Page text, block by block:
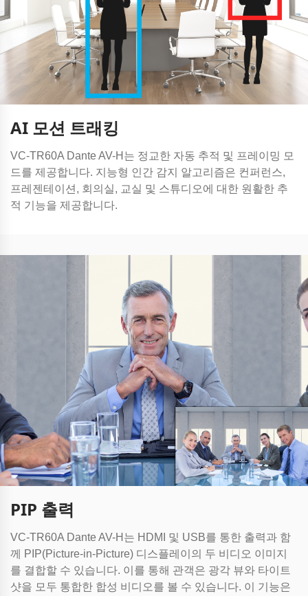
AI 모션 트래킹
VC-TR60A Dante AV-H는 정교한 자동 추적 및 프레이밍 모
드를 제공합니다. 지능형 인간 감지 알고리즘은 컨퍼런스,
프레젠테이션, 회의실, 교실 및 스튜디오에 대한 원활한 추
적 기능을 제공합니다.
PIP 출력
VC-TR60A Dante AV-H는 HDMI 및 USB를 통한 출력과 함
께 PIP(Picture-in-Picture) 디스플레이의 두 비디오 이미지
를 결합할 수 있습니다. 이를 통해 관객은 광각 뷰와 타이트
샷을 모두 통합한 합성 비디오를 볼 수 있습니다. 이 기능은